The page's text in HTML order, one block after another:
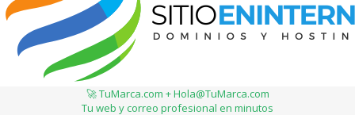
🚀 TuMarca.com + Hola@TuMarca.com
Tu web y correo profesional en minutos